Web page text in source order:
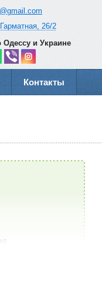
26/2
Одессу и Украине
Контакты